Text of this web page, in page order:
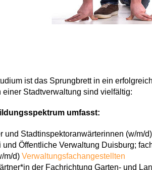
ist das Sprungbrett in ein
Stadtverwaltung sind vielfältig:
umfasst:
und Stadtinspektoranwärterinnen (w/m/d)
Öffentliche Verwaltung Duisburg;
m/d) Verwaltungsfachangestellten
der Fachrichtung Garten- und